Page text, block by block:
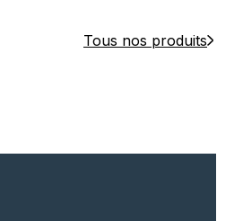
Tous nos produits